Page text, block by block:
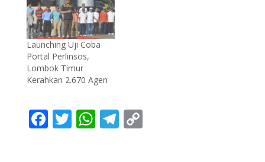
Launching Uji Coba
Portal Perlinsos,
Lombok Timur
Kerahkan 2.670 Agen
F T W T C